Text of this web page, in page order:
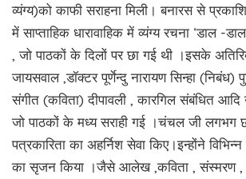
व्यंग्य)को काफी सराहना मिली। बनारस से
में साप्ताहिक धारावाहिक में व्यंग्य रचना ‘डाल -
, जो पाठकों के दिलों पर छा गई थी ।इसके
जायसवाल ,डॉक्टर पूर्णेन्दु नारायण सिन्हा (निबंध)
संगीत (कविता) दीपावली , कारगिल संबंधित आदि
जो पाठकों के मध्य सराही गई ।चंचल जी
पत्रकारिता का अहर्निश सेवा किए।इन्होंने
का सृजन किया ।जैसे आलेख ,कविता , संस्मरण ,